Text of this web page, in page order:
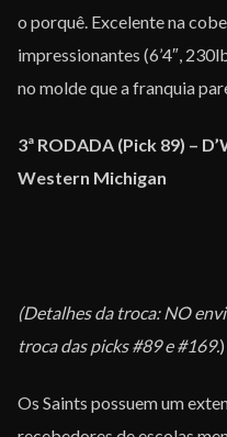
o porquê. Excelente na
impressionantes (6’4″,
no molde que a franquia
3ª RODADA (Pick 89) –
Western Michigan
(Detalhes da troca: NO
troca das picks #89 e #169.)
Os Saints possuem um